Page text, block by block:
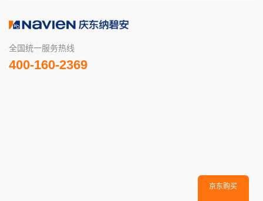
京东购买
全国统一服务热线